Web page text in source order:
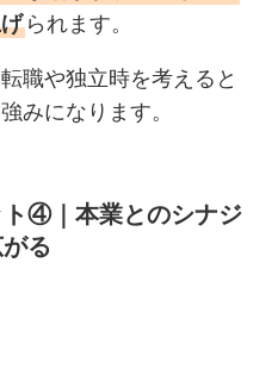
られます。
職や独立時を考えると
みになります。
④｜ 本業とのシナジ
る